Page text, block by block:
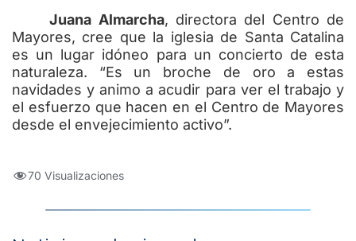
Juana Almarcha, directora del Centro de
Mayores, cree que la iglesia de Santa Catalina
es un lugar idóneo para un concierto de esta
naturaleza. “Es un broche de oro a estas
navidades y animo a acudir para ver el trabajo y
el esfuerzo que hacen en el Centro de Mayores
desde el envejecimiento activo”.
70 Visualizaciones